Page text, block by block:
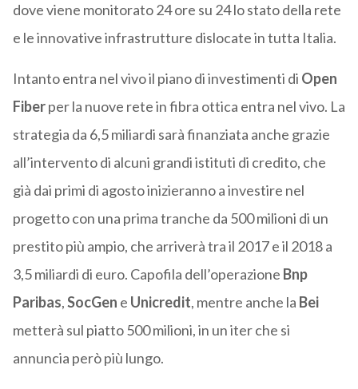
dove viene monitorato 24 ore su 24 lo stato della rete
e le innovative infrastrutture dislocate in tutta Italia.
Intanto entra nel vivo il piano di investimenti di Open
Fiberper la nuove rete in fibra ottica entra nel vivo. La
strategia da 6,5 miliardi sarà finanziata anche grazie
all’intervento di alcuni grandi istituti di credito, che
già dai primi di agosto inizieranno a investire nel
progetto con una prima tranche da 500 milioni di un
prestito più ampio, che arriverà tra il 2017 e il 2018 a
3,5 miliardi di euro. Capofila dell’operazione Bnp
Paribas,SocGen e Unicredit, mentre anche la Bei
metterà sul piatto 500 milioni, in un iter che si
annuncia però più lungo.